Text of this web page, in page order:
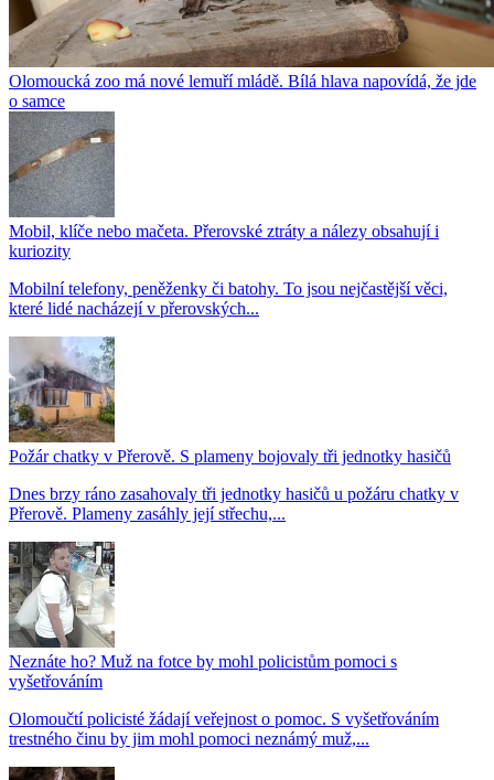
Olomoucká zoo má nové lemuří mládě. Bílá hlava napovídá, že jde
o samce
Mobil, klíče nebo mačeta. Přerovské ztráty a nálezy obsahují i
kuriozity
Mobilní telefony, peněženky či batohy. To jsou nejčastější věci,
které lidé nacházejí v přerovských...
Požár chatky v Přerově. S plameny bojovaly tři jednotky hasičů
Dnes brzy ráno zasahovaly tři jednotky hasičů u požáru chatky v
Přerově. Plameny zasáhly její střechu,...
Neznáte ho? Muž na fotce by mohl policistům pomoci s
vyšetřováním
Olomoučtí policisté žádají veřejnost o pomoc. S vyšetřováním
trestného činu by jim mohl pomoci neznámý muž,...